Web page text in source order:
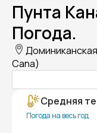
Пунта
Погода.
Cana)
Средняя
Погода на весь год